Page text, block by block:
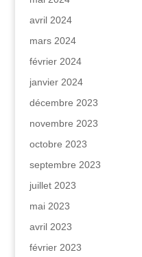
avril 2024
mars 2024
février 2024
janvier 2024
décembre 2023
novembre 2023
octobre 2023
septembre 2023
juillet 2023
mai 2023
avril 2023
février 2023